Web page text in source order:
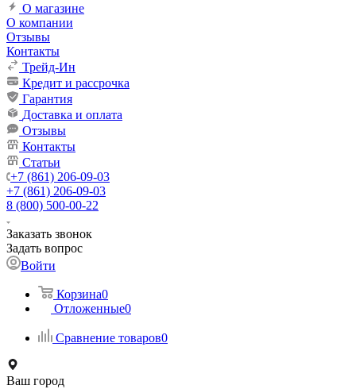
О магазине
О компании
Отзывы
Контакты
Трейд-Ин
Кредит и рассрочка
Гарантия
Доставка и оплата
Отзывы
Контакты
Статьи
+7 (861) 206-09-03
+7 (861) 206-09-03
8 (800) 500-00-22
Заказать звонок
Задать вопрос
Войти
Корзина0
Отложенные0
Сравнение товаров0
Ваш город